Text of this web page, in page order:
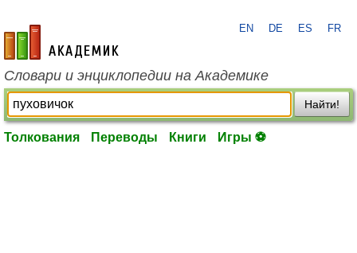
academic.ru
EN DE ES FR
Словари и энциклопедии на Академике
Найти!
Толкования Переводы Книги Игры ⚽